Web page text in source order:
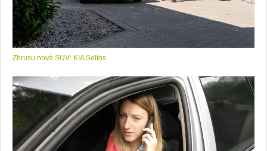
Zbrusu nové SUV: KIA Seltos